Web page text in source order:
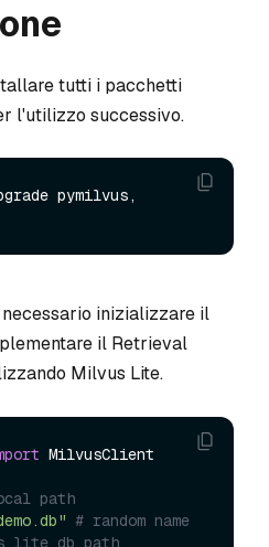
tutti i pacchetti
l'utilizzo successivo.
pymilvus,
inizializzare il
il Retrieval
Milvus Lite.
MilvusClient
path
# random name
lite db path